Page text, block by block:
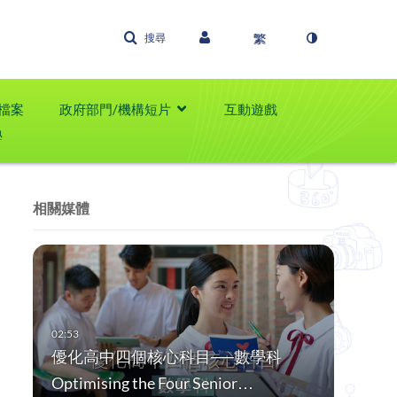
搜尋
案 政府部門/機構短片
互動遊戲
相關媒體
優化高中四個核心科目──數學科
Optimising the Four Senior…